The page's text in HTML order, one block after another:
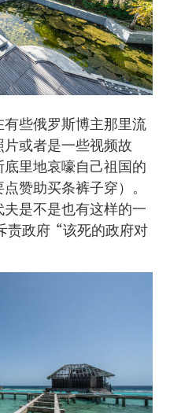
些俄罗斯博主那里流
或者是一些视频故
里地哀嚎自己祖国的
赞助买条裤子穿）。
是不是也有这样的一
责政府 “该死的政府对